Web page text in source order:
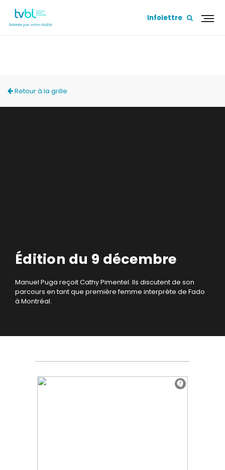
Infolettre
Retour à la grille
Édition du 9 décembre
Manuel Puga reçoit Cathy Pimentel. Ils discutent de son
parcours en tant que première femme interprète de Fado
à Montréal.